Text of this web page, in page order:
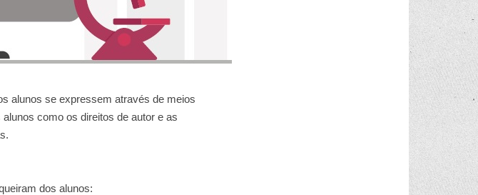
alunos se expressem através de meios
como os direitos de autor e as
dos alunos: